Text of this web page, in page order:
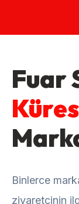
Fuar
Binlerce
ziyaretçinin